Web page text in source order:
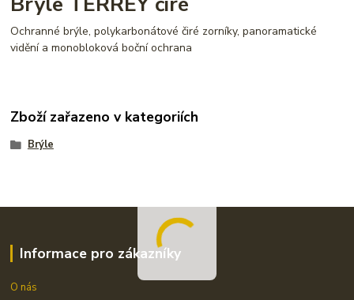
Ochranné brýle, polykarbonátové čiré zorníky, panoramatické
vidění a monobloková boční ochrana
Zboží zařazeno v kategoriích
Brýle
Informace pro zákazníky
O nás